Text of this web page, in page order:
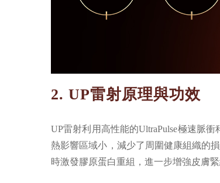
2. UP雷射原理與功效
UP雷射利用高性能的UltraPulse極速脈
熱影響區域小，減少了周圍健康組織的
時激發膠原蛋白重組，進一步增強皮膚